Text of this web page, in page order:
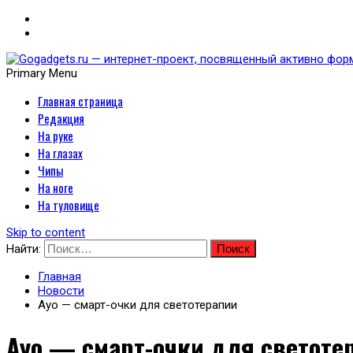
Gogadgets.ru —
носимых устройств
Primary Menu
Главная страница
Редакция
На руке
На глазах
Чипы
На ноге
На туловище
Skip to content
Найти:
Главная
Новости
Ayo — смарт-очки для светотерапии